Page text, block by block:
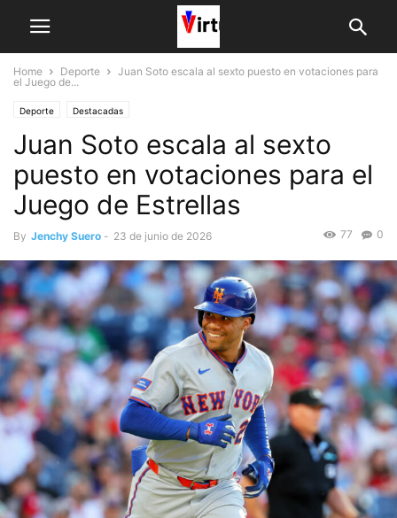
Home Deporte
Juan Soto escala al sexto puesto en votaciones para
el Juego de...
Deporte Destacadas
Juan Soto escala al sexto
puesto en votaciones para el
Juego de Estrellas
By Jenchy Suero - 23 de junio de 2026 0
77